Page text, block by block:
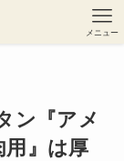
メニュー
ン『アメ
用』は厚